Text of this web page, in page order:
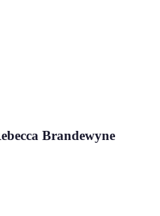
Brandewyne